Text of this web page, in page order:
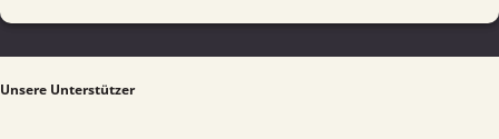
Unsere Unterstützer